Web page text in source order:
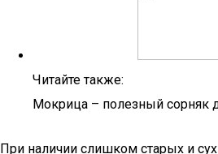
Читайте также:
Мокрица – полезный сорняк
При наличии слишком старых и